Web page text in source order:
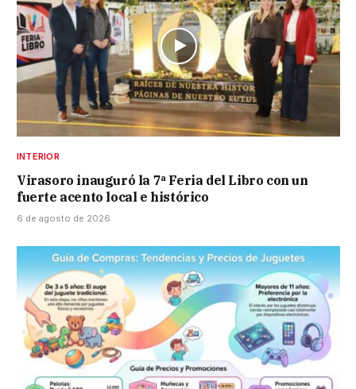
INTERIOR
Virasoro inauguró la 7ª Feria del Libro con un
fuerte acento local e histórico
6 de agosto de 2026